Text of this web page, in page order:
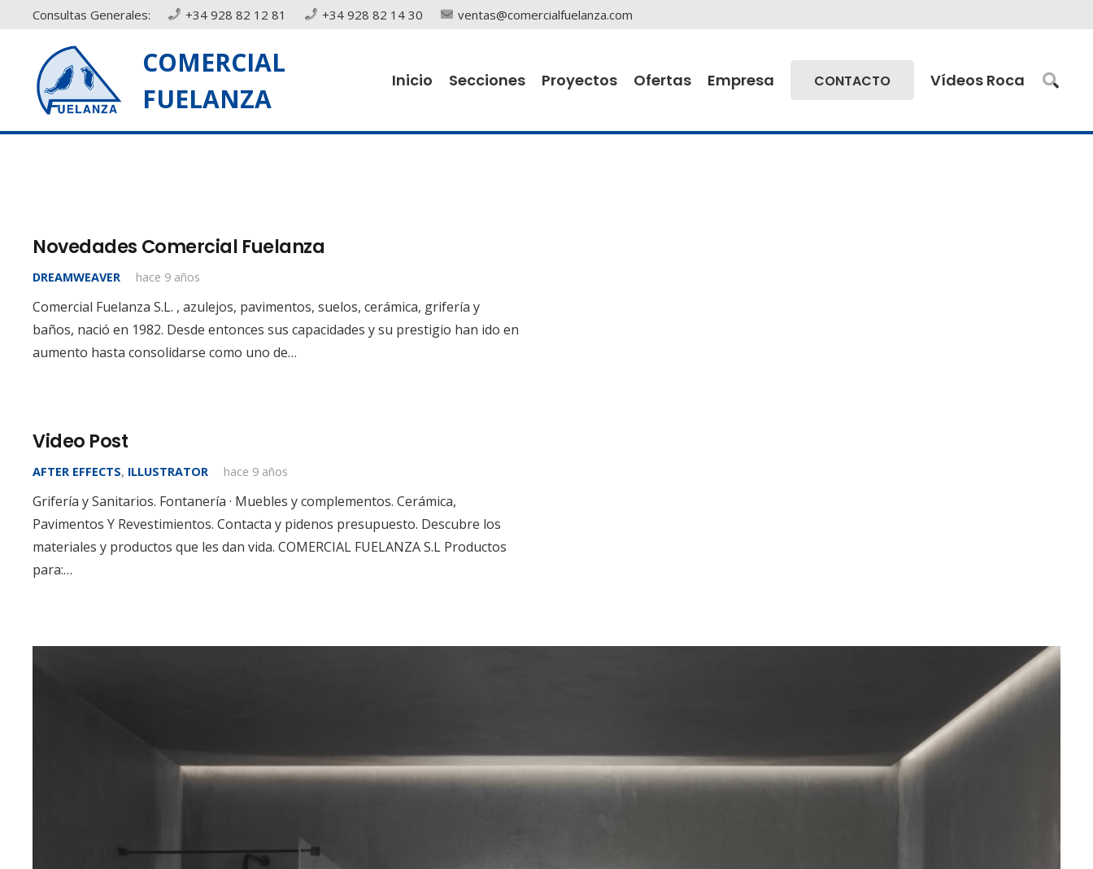
Consultas Generales: +34 928 82 12 81 +34 928 82 14 30 ventas@comercialfuelanza.com
COMERCIAL
FUELANZA
Inicio Secciones Proyectos Ofertas Empresa CONTACTO Vídeos Roca
Novedades Comercial Fuelanza
DREAMWEAVER hace 9 años
Comercial Fuelanza S.L. , azulejos, pavimentos, suelos, cerámica, grifería y
baños, nació en 1982. Desde entonces sus capacidades y su prestigio han ido en
aumento hasta consolidarse como uno de…
Video Post
AFTER EFFECTS, ILLUSTRATOR hace 9 años
Grifería y Sanitarios. Fontanería · Muebles y complementos. Cerámica,
Pavimentos Y Revestimientos. Contacta y pidenos presupuesto. Descubre los
materiales y productos que les dan vida. COMERCIAL FUELANZA S.L Productos
para:…